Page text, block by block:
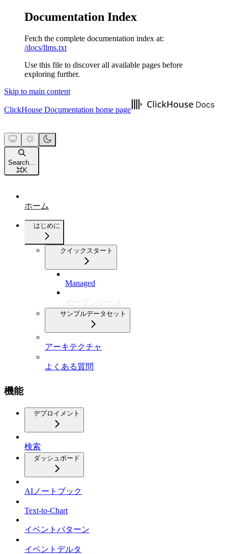
Documentation Index
Fetch the complete documentation index at:
/docs/llms.txt
Use this file to discover all available pages before
exploring further.
Skip to main content
ClickHouse Documentation home page
Search...
⌘K
ホーム
はじめに
クイックスタート
Managed
オープンソース
サンプルデータセット
アーキテクチャ
よくある質問
機能
デプロイメント
検索
ダッシュボード
AIノートブック
Text-to-Chart
イベントパターン
イベントデルタ